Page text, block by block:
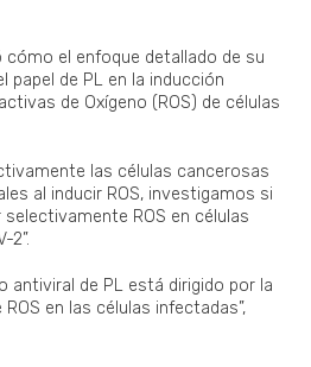
cómo el enfoque detallado de su
papel de PL en la inducción
de Oxígeno (ROS) de células
las células cancerosas
al inducir ROS, investigamos si
ROS en células
2”.
antiviral de PL está dirigido por la
en las células infectadas”,